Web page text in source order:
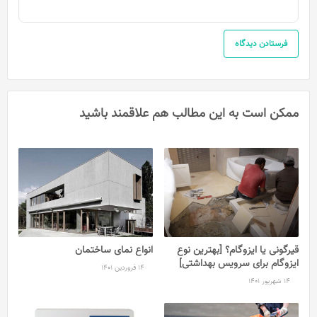
ممکن است به این مطالب هم علاقمند باشید
قیرگونی یا ایزوگام؟ [بهترین نوع
ایزوگام برای سرویس بهداشتی]
14 شهریور 1401
انواع نمای ساختمان
14 فروردین 1401